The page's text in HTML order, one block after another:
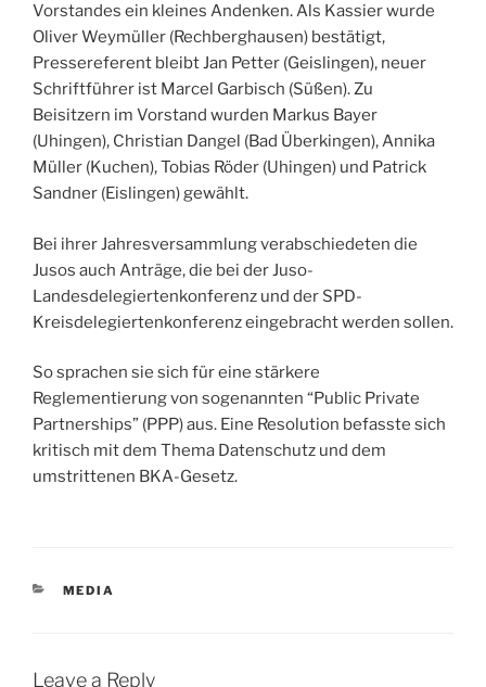
Vorstandes ein kleines Andenken. Als Kassier wurde
Oliver Weymüller (Rechberghausen) bestätigt,
Pressereferent bleibt Jan Petter (Geislingen), neuer
Schriftführer ist Marcel Garbisch (Süßen). Zu
Beisitzern im Vorstand wurden Markus Bayer
(Uhingen), Christian Dangel (Bad Überkingen), Annika
Müller (Kuchen), Tobias Röder (Uhingen) und Patrick
Sandner (Eislingen) gewählt.
Bei ihrer Jahresversammlung verabschiedeten die
Jusos auch Anträge, die bei der Juso-
Landesdelegiertenkonferenz und der SPD-
Kreisdelegiertenkonferenz eingebracht werden sollen.
So sprachen sie sich für eine stärkere
Reglementierung von sogenannten “Public Private
Partnerships” (PPP) aus. Eine Resolution befasste sich
kritisch mit dem Thema Datenschutz und dem
umstrittenen BKA-Gesetz.
CATEGORIES
MEDIA
Leave a Reply